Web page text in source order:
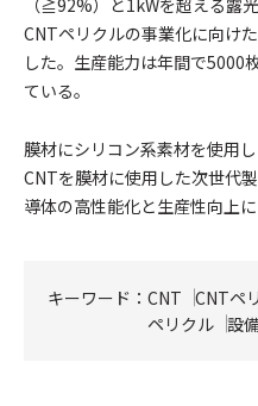
（≧92%）と1kWを超える露
CNTペリクルの事業化に向け
した。生産能力は年間で5000
ている。
膜材にシリコン系素材を使用
CNTを膜材に使用した次世代
導体の高性能化と生産性向上
キーワード： CNT CNTペ
ペリクル 設